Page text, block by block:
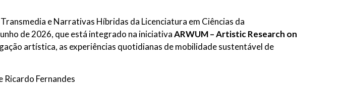
e Narrativas Híbridas da Licenciatura em Ciências da
de 2026, que está integrado na iniciativaARWUM – Artistic Research on
artística, as experiências quotidianas de mobilidade sustentável de
Ricardo Fernandes